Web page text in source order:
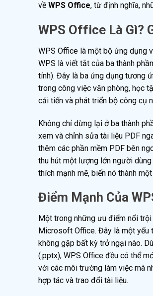
về WPS Office, từ định nghĩa,
WPS Office Là Gì?
WPS Office là một bộ ứng dụng
WPS là viết tắt của ba thành
tính). Đây là ba ứng dụng tương
trong công việc văn phòng, học
cải tiến và phát triển bộ công cụ
Không chỉ dừng lại ở ba thành
xem và chỉnh sửa tài liệu PDF
thêm các phần mềm PDF bên
thu hút một lượng lớn người
thích mạnh mẽ, biến nó thành
Điểm Mạnh Của
Một trong những ưu điểm nổi
Microsoft Office. Đây là một yếu
không gặp bất kỳ trở ngại nào.
(.pptx), WPS Office đều có thể
với các môi trường làm việc mà
hợp tác và trao đổi tài liệu.